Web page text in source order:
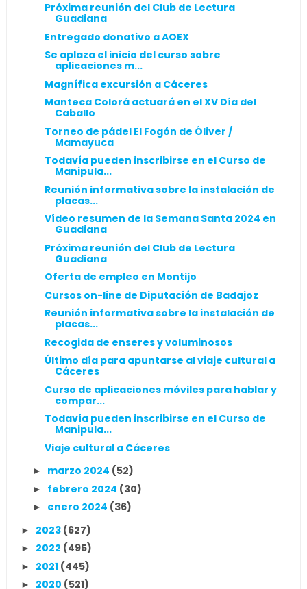
Próxima reunión del Club de Lectura
Guadiana
Entregado donativo a AOEX
Se aplaza el inicio del curso sobre
aplicaciones m...
Magnífica excursión a Cáceres
Manteca Colorá actuará en el XV Día del
Caballo
Torneo de pádel El Fogón de Óliver /
Mamayuca
Todavía pueden inscribirse en el Curso de
Manipula...
Reunión informativa sobre la instalación de
placas...
Vídeo resumen de la Semana Santa 2024 en
Guadiana
Próxima reunión del Club de Lectura
Guadiana
Oferta de empleo en Montijo
Cursos on-line de Diputación de Badajoz
Reunión informativa sobre la instalación de
placas...
Recogida de enseres y voluminosos
Último día para apuntarse al viaje cultural a
Cáceres
Curso de aplicaciones móviles para hablar y
compar...
Todavía pueden inscribirse en el Curso de
Manipula...
Viaje cultural a Cáceres
► marzo 2024 (52)
► febrero 2024 (30)
► enero 2024 (36)
► 2023 (627)
► 2022 (495)
► 2021 (445)
► 2020 (521)